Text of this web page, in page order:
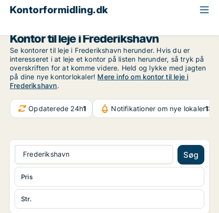
Kontorformidling.dk
Kontor til leje i Frederikshavn
Se kontorer til leje i Frederikshavn herunder. Hvis du er
interesseret i at leje et kontor på listen herunder, så tryk på
overskriften for at komme videre. Held og lykke med jagten
på dine nye kontorlokaler! Mere info om kontor til leje i
Frederikshavn.
Opdaterede 24h1 Notifikationer om nye lokaler132
Frederikshavn Søg
Str.
Pris